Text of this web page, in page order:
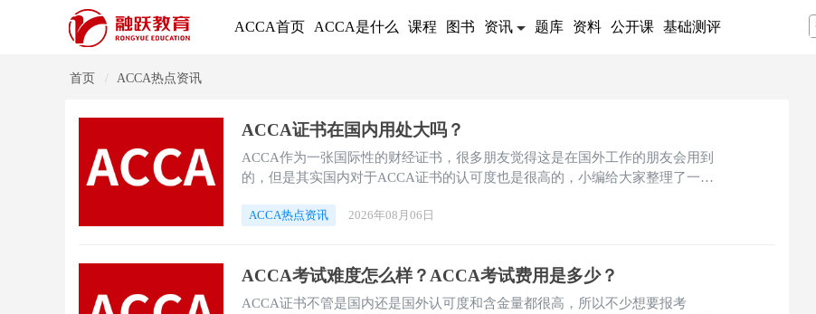
ACCA首页 ACCA是什么 课程 图书 资讯 题库 资料 公开课 基础测评
首页 ACCA热点资讯
ACCA证书在国内用处大吗？
ACCA作为一张国际性的财经证书，很多朋友觉得这是在国外工作的朋友会用到
的，但是其实国内对于ACCA证书的认可度也是很高的，小编给大家整理了一下
ACCA热点资讯 2026年08月06日
ACCA考试难度怎么样？ACCA考试费用是多少？
ACCA证书不管是国内还是国外认可度和含金量都很高，所以不少想要报考